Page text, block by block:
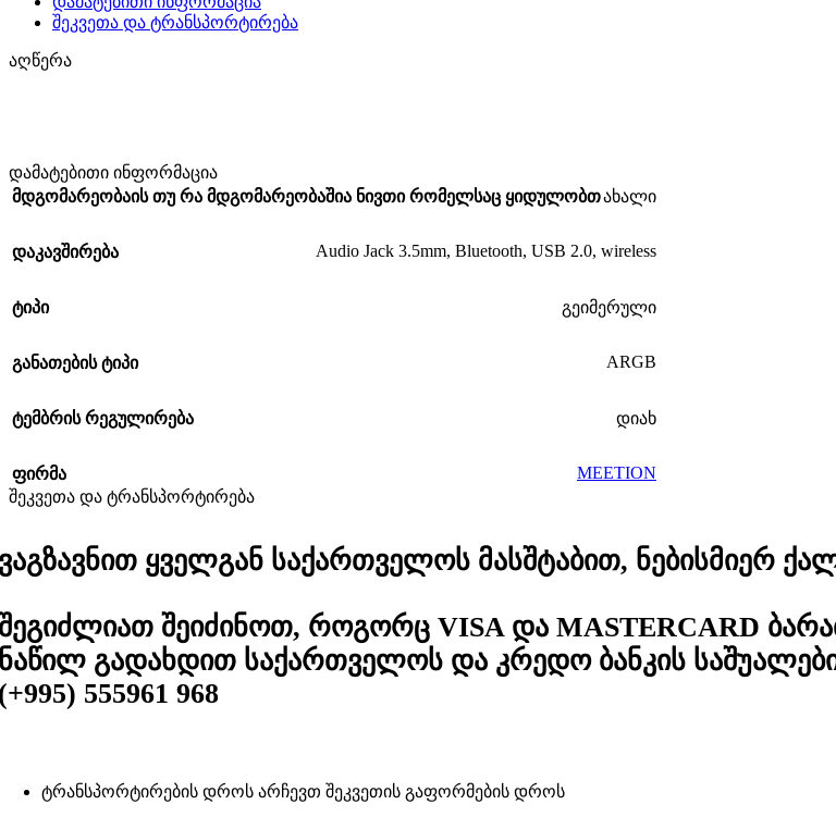
შეკვეთა და ტრანსპორტირება
აღწერა
დამატებითი ინფორმაცია
მდგომარეობაის თუ რა მდგომარეობაშია ნივთი რომელსაც ყიდულობთახალი
დაკავშირება Audio Jack 3.5mm, Bluetooth, USB 2.0, wireless
ტიპი გეიმერული
განათების ტიპი ARGB
ტემბრის რეგულირება დიახ
ფირმა
MEETION
შეკვეთა და ტრანსპორტირება
ყველგან საქართველოს მასშტაბით, ნებისმიერ
შეიძინოთ, როგორც VISA და MASTERCARD
გადახდით საქართველოს და კრედო ბანკის
555961 968
ტრანსპორტირების დროს არჩევთ შეკვეთის გაფორმების დროს